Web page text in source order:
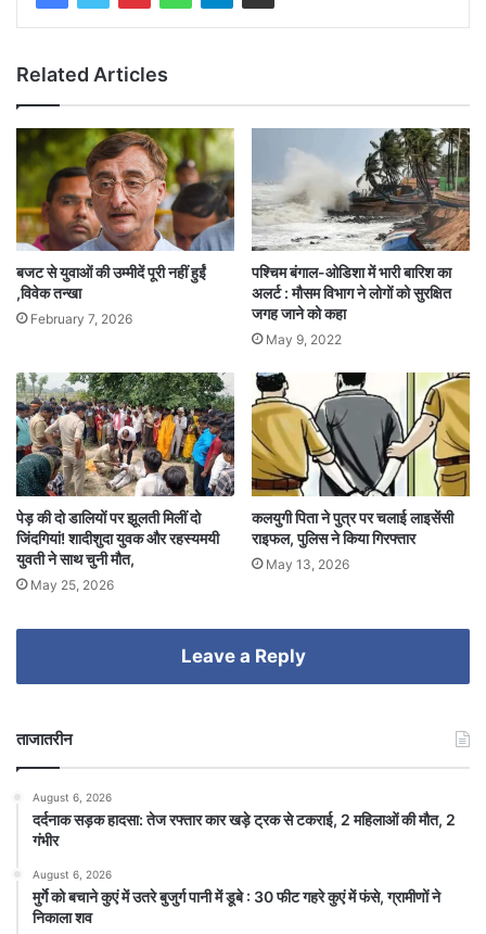
Related Articles
बजट से युवाओं की उम्मीदें पूरी नहीं हुईं
,विवेक तन्खा
February 7, 2026
पश्चिम बंगाल-ओडिशा में भारी बारिश का
अलर्ट : मौसम विभाग ने लोगों को सुरक्षित
जगह जाने को कहा
May 9, 2022
पेड़ की दो डालियों पर झूलती मिलीं दो
जिंदगियां! शादीशुदा युवक और रहस्यमयी
युवती ने साथ चुनी मौत,
May 25, 2026
कलयुगी पिता ने पुत्र पर चलाई लाइसेंसी
राइफल, पुलिस ने किया गिरफ्तार
May 13, 2026
Leave a Reply
ताजातरीन
August 6, 2026
दर्दनाक सड़क हादसा: तेज रफ्तार कार खड़े ट्रक से टकराई, 2 महिलाओं की मौत, 2
गंभीर
August 6, 2026
मुर्गे को बचाने कुएं में उतरे बुजुर्ग पानी में डूबे : 30 फीट गहरे कुएं में फंसे, ग्रामीणों ने
निकाला शव